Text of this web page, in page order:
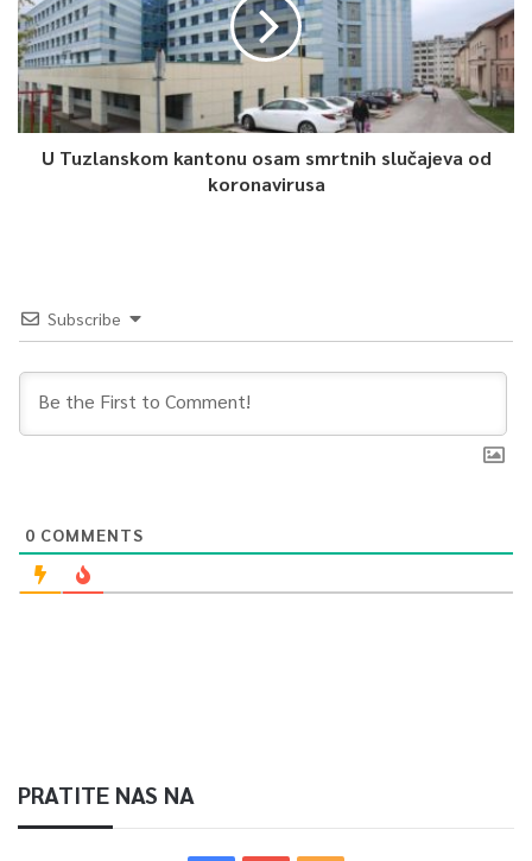
U Tuzlanskom kantonu osam smrtnih slučajeva od
koronavirusa
Subscribe
0 COMMENTS
PRATITE NAS NA